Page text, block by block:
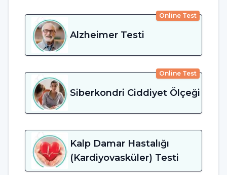
Online Test
Alzheimer Testi
Online Test
Siberkondri Ciddiyet Ölçeği
Kalp Damar Hastalığı
(Kardiyovasküler) Testi